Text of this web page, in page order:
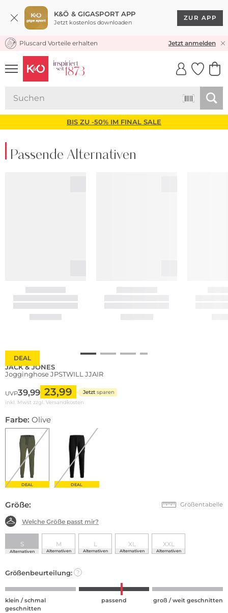
K&Ö & GIGASPORT APP
Jetzt kostenlos downloaden
ZUR APP
KOSTENLOSER VERSAND* & RÜCKVERSAND
Pluscard Vorteile erhalten Jetzt anmelden
UNSERE APP
CLICK &
BIS ZU -50% IM FINAL SALE
Passende Alternativen
DEAL
JACK & JONES
Jogginghose JPSTWILL JJAIR
UVP39,99 23,99 Jetzt sparen
inkl. Mwst zzgl. Versandkosten
Farbe: Olive
DEAL DEAL
Größe: Größentabelle
Welche Größe passt mir?
S
Alternativen
M
Alternativen
L
Alternativen
XL
Alternativen
XXL
Alternativen
Größenbeurteilung: ?
klein / schmal
geschnitten
passend groß / weit geschnitten